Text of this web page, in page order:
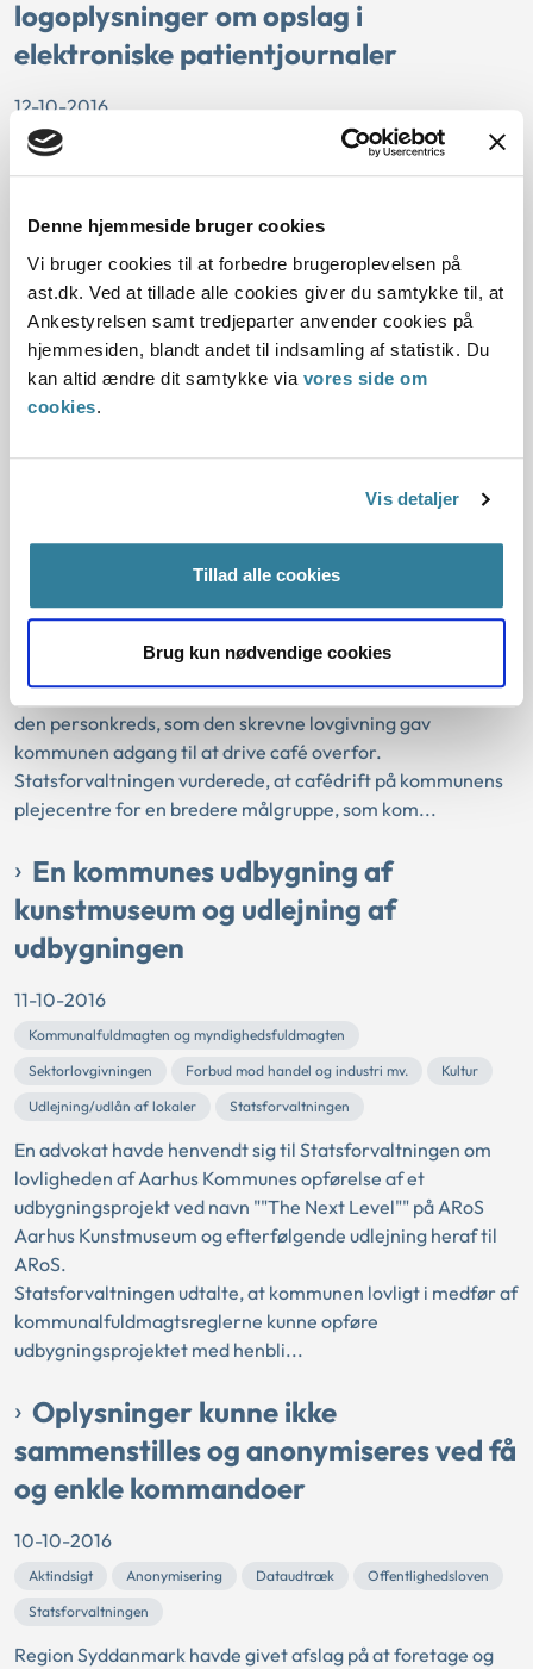
Denne hjemmeside bruger cookies
Vi bruger cookies til at forbedre brugeroplevelsen på
ast.dk. Ved at tillade alle cookies giver du samtykke til, at
Ankestyrelsen samt tredjeparter anvender cookies på
hjemmesiden, blandt andet til indsamling af statistik. Du
kan altid ændre dit samtykke via vores side om
cookies.
Vis detaljer
Tillad alle cookies
Brug kun nødvendige cookies
logoplysninger om opslag i
elektroniske patientjournaler
12-10-2016
Aktindsigt
Offentlighedsloven
Statsforvaltningen
Region Hovedstaden gav afslag på aktindsigt i
logoplysninger om opslag i elektroniske patientjournaler.
Statsforvaltningen vurderede, at retten til dataudtræk ikke
omfatter udtræk af den logning, som regionen foretager af
ansattes opslag i elektroniske patientournaler.
En kommunes mulighed for cafédrift
en udtalelse om muligheden for at drive café på
kommunens plejecentre for målgrupper, der lå uden for
den personkreds, som den skrevne lovgivning gav
kommunen adgang til at drive café overfor.
Statsforvaltningen vurderede, at cafédrift på kommunens
plejecentre for en bredere målgruppe, som kom...
En kommunes udbygning af
kunstmuseum og udlejning af
udbygningen
11-10-2016
Kommunalfuldmagten og myndighedsfuldmagten
Sektorlovgivningen
Forbud mod handel og industri mv.
Kultur
Udlejning/udlån af lokaler
Statsforvaltningen
En advokat havde henvendt sig til Statsforvaltningen om
lovligheden af Aarhus Kommunes opførelse af et
udbygningsprojekt ved navn ""The Next Level"" på ARoS
Aarhus Kunstmuseum og efterfølgende udlejning heraf til
ARoS.
Statsforvaltningen udtalte, at kommunen lovligt i medfør af
kommunalfuldmagtsreglerne kunne opføre
udbygningsprojektet med henbli...
Oplysninger kunne ikke
sammenstilles og anonymiseres ved få
og enkle kommandoer
10-10-2016
Aktindsigt Anonymisering Dataudtræk
Offentlighedsloven
Statsforvaltningen
Region Syddanmark havde givet afslag på at foretage og